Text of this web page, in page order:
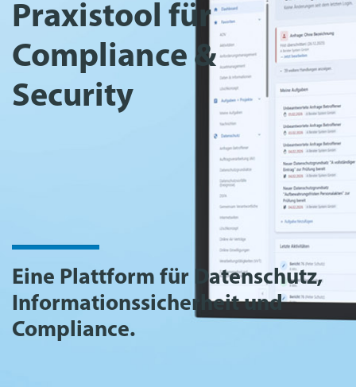
Praxistool für
Compliance &
Security
Eine Plattform für Datenschutz,
Informationssicherheit und
Compliance.